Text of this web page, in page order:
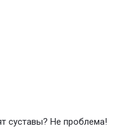
суставы? Не проблема!